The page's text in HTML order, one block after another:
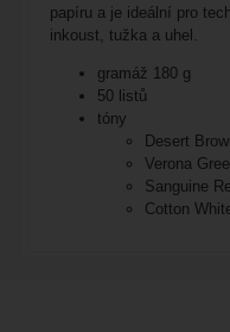
papíru a je ideální pro
inkoust, tužka a uhel.
gramáž 180 g
50 listů
tóny
Desert
Verona
Sanguine
Cotton